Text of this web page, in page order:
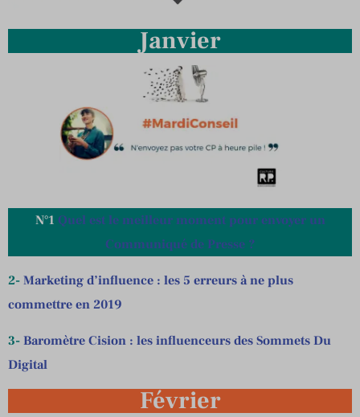
Janvier
N°1 Quel est le meilleur moment pour envoyer un
Communiqué de Presse ?
2- Marketing d’influence : les 5 erreurs à ne plus
commettre en 2019
3- Baromètre Cision : les influenceurs des Sommets Du
Digital
Février